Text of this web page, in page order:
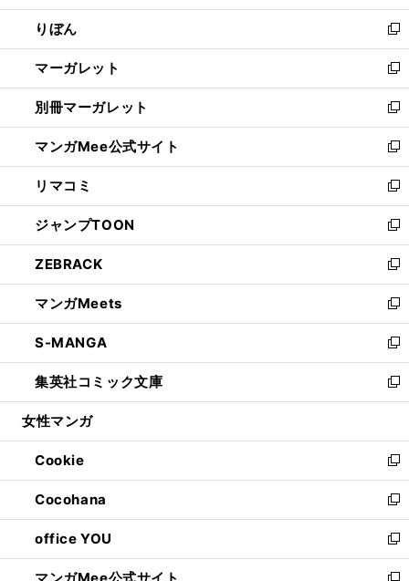
開
く
ウ
で
開
く
ン
ド
ウ
で
開
く
ウ
ィ
ン
ド
ウ
で
開
く
りぼん
新
し
い
ウ
ィ
ン
ド
ウ
で
開
く
マーガレット
新
し
い
ウ
ィ
ン
ド
ウ
で
開
く
別冊マーガレット
新
し
い
ウ
ィ
ン
ド
ウ
で
開
く
マンガMee公式サイト
新
し
い
ウ
ィ
ン
ド
ウ
で
開
く
リマコミ
新
し
い
ウ
ィ
ン
ド
ウ
で
開
く
ジャンプTOON
新
し
い
ウ
ィ
ン
ド
ウ
で
開
ZEBRACK
新
し
い
ウ
ィ
ン
ド
ウ
開
く
マンガMeets
新
し
い
ウ
ィ
ン
ウ
で
開
く
S-MANGA
新
し
い
ウ
ン
ド
ウ
で
開
く
集英社コミック文庫
新
し
ウ
ィ
ン
ド
ウ
で
開
く
女性マンガ
Cookie
新
し
い
ウ
ィ
ン
Cocohana
新
し
い
ウ
office YOU
新
し